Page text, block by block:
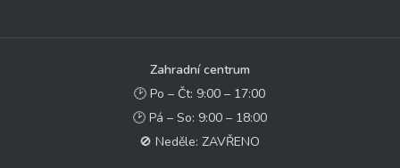
Zahradní centrum
🕑 Po – Čt: 9:00 – 17:00
🕑 Pá – So: 9:00 – 18:00
🚫 Neděle: ZAVŘENO